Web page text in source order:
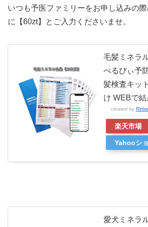
いつも予医ファミリーをお申し込みの
に【60zt】とご入力くださいませ。
毛髪ミネラ
べるびぃ予
髪検査キッ
け WEBで結
created by
楽天市場
Yahooシ
愛犬ミネラ